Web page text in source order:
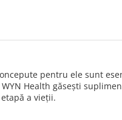
pentru ele sunt
Health găsești
a vieții.